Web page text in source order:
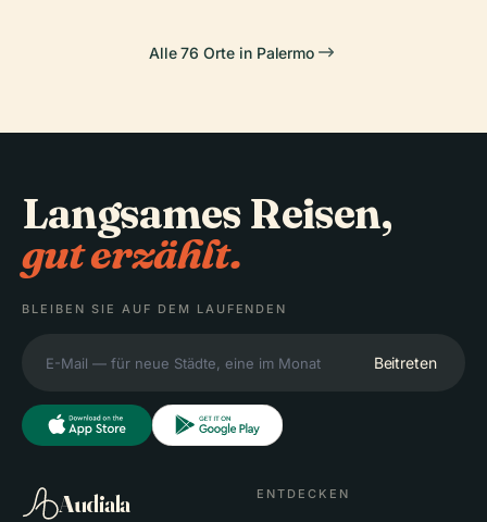
Alle 76 Orte in Palermo
Langsames Reisen,
gut erzählt.
BLEIBEN SIE AUF DEM LAUFENDEN
Beitreten
Audiala ENTDECKEN